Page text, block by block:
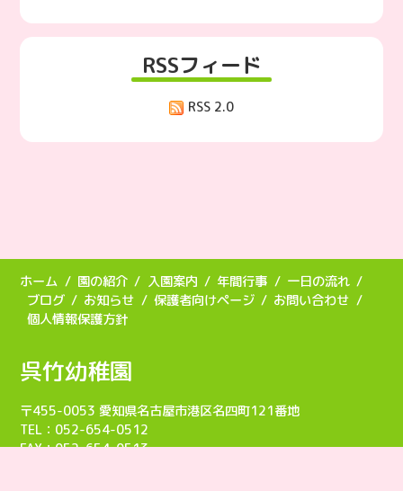
RSSフィード
RSS 2.0
ホーム 園の紹介 入園案内 年間行事
一日の流れ
ブログ
お知らせ 保護者向けページ
お問い合わせ
個人情報保護方針
呉竹幼稚園
〒455-0053 愛知県名古屋市港区名四町121番地
TEL：052-654-0512
FAX：052-654-0513